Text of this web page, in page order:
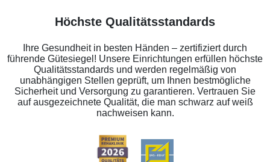
Höchste Qualitätsstandards
Ihre Gesundheit in besten Händen – zertifiziert durch
führende Gütesiegel! Unsere Einrichtungen erfüllen höchste
Qualitätsstandards und werden regelmäßig von
unabhängigen Stellen geprüft, um Ihnen bestmögliche
Sicherheit und Versorgung zu garantieren. Vertrauen Sie
auf ausgezeichnete Qualität, die man schwarz auf weiß
nachweisen kann.